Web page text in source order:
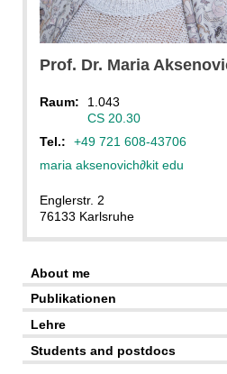
Prof. Dr. Maria
Raum:
1.043
CS 20.30
Tel.:
+49 721 608-43706
maria aksenovich∂kit edu
Englerstr. 2
76133 Karlsruhe
About me
Publikationen
Lehre
Students and postdocs